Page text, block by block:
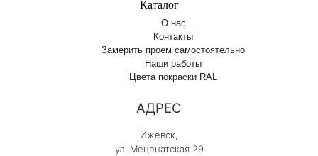
Каталог
О нас
Контакты
Замерить проем самостоятельно
Наши работы
Цвета покраски RAL
АДРЕС
Ижевск,
ул. Меценатская 29